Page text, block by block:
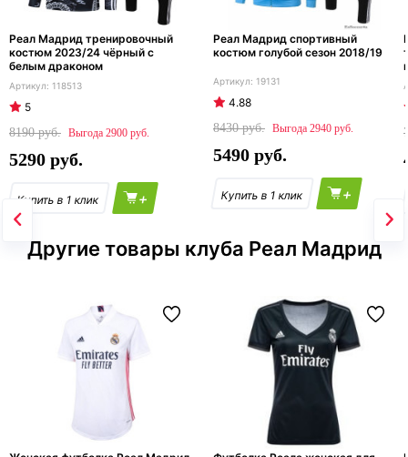
Реал Мадрид тренировочный
костюм 2023/24 чёрный с
белым драконом
118513
5
8190
2900
5290
+
Реал Мадрид спортивный
костюм голубой сезон 2018/19
19131
4.88
8430
2940
5490
+
Другие товары клуба Реал Мадрид